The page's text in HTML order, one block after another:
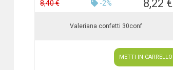
8,40 € -2% 8,22 €
Valeriana confetti 30conf
METTI IN CARRELLO